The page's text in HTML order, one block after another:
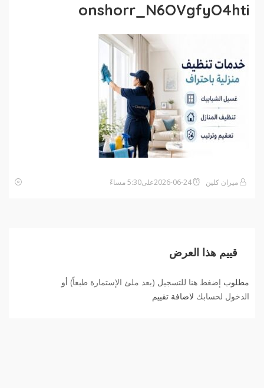
onshorr_N6OVgfyO4hti
ميران كلين
قييم هذا العرض
مطلوب إضغط هنا للتسجيل (بعد ملئ الإستمارة طبعاً) أو
الدخول لحسابك لاضافة تقييم